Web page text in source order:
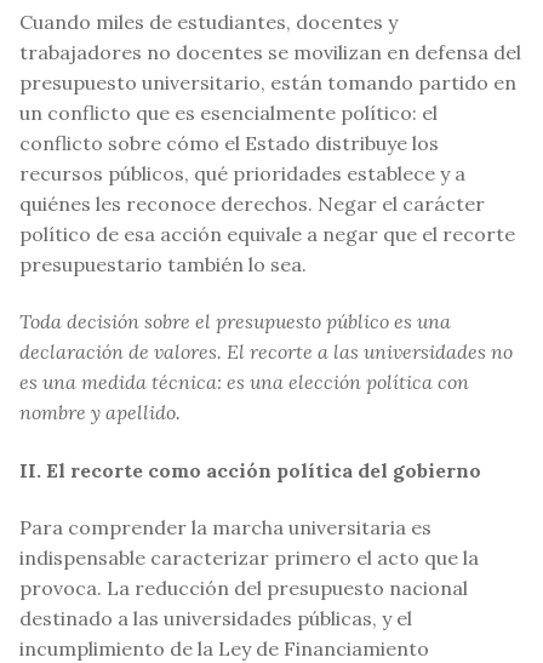
Cuando miles de estudiantes, docentes y
trabajadores no docentes se movilizan en defensa del
presupuesto universitario, están tomando partido en
un conflicto que es esencialmente político: el
conflicto sobre cómo el Estado distribuye los
recursos públicos, qué prioridades establece y a
quiénes les reconoce derechos. Negar el carácter
político de esa acción equivale a negar que el recorte
presupuestario también lo sea.
Toda decisión sobre el presupuesto público es una
declaración de valores. El recorte a las universidades no
es una medida técnica: es una elección política con
nombre y apellido.
II. El recorte como acción política del gobierno
Para comprender la marcha universitaria es
indispensable caracterizar primero el acto que la
provoca. La reducción del presupuesto nacional
destinado a las universidades públicas, y el
incumplimiento de la Ley de Financiamiento